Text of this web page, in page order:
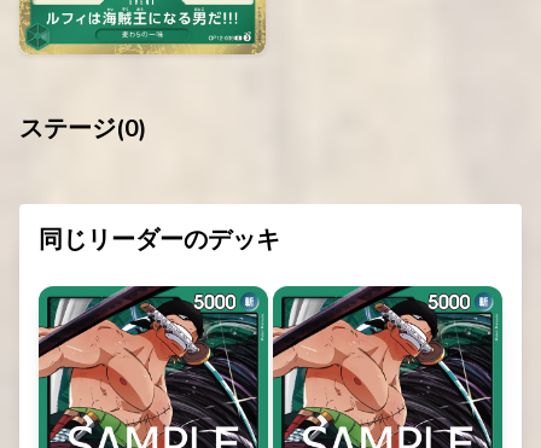
ステージ(0)
同じリーダーのデッキ